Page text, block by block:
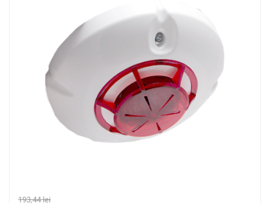
193,44lei